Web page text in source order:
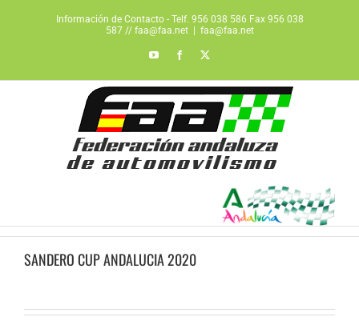
Información de Contacto - Telf. 956 038 586 Fax 956 038
587 // faa@faa.net
faa@faa.net
YouTubeFacebook
SANDERO CUP ANDALUCIA 2020